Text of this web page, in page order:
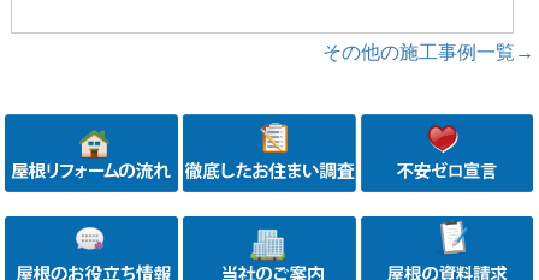
その他の施工事例一覧→